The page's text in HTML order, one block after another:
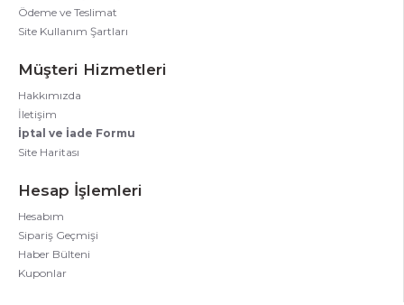
Ödeme ve Teslimat
Site Kullanım Şartları
Müşteri Hizmetleri
Hakkımızda
İletişim
İptal ve İade Formu
Site Haritası
Hesap İşlemleri
Hesabım
Sipariş Geçmişi
Haber Bülteni
Kuponlar